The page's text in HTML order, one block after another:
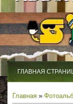
ГЛАВНАЯ
Главная »